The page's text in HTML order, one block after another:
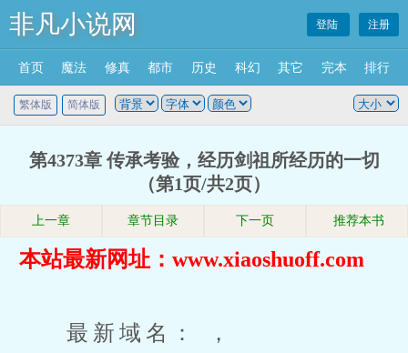
非凡小说网 登陆 注册
首页 魔法 修真 都市 历史 科幻 其它 完本 排行
繁体版 简体版
第4373章 传承考验，经历剑祖所经历的一切
（第1页/共2页）
上一章 章节目录 下一页 推荐本书
本站最新网址：www.xiaoshuoff.com
最新域名： ，